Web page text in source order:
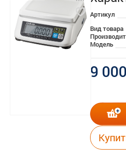
Артикул
Вид товара
Модель
9 000